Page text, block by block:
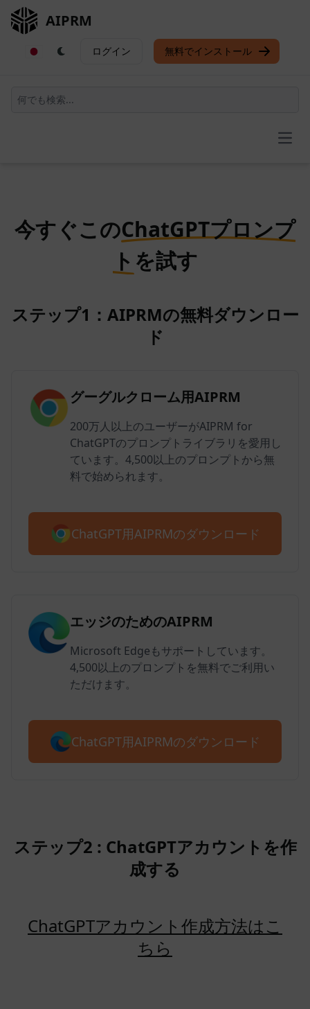
AIPRM
ログイン 無料でインストール
今すぐこのChatGPTプロンプ
ト を試す
ステップ1：AIPRMの無料ダウンロー
ド
グーグルクローム用AIPRM
200万人以上のユーザーがAIPRM for
ChatGPTのプロンプトライブラリを愛用し
ています。4,500以上のプロンプトから無
料で始められます。
ChatGPT用AIPRMのダウンロード
エッジのためのAIPRM
Microsoft Edgeもサポートしています。
4,500以上のプロンプトを無料でご利用い
ただけます。
ChatGPT用AIPRMのダウンロード
ステップ2 : ChatGPTアカウントを作
成する
ChatGPTアカウント作成方法はこ
ちら